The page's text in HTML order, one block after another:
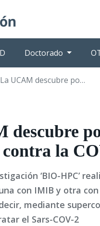
Doctorado
La UCAM descubre potenciales fármacos contra la COVID 19
descubre
la
‘BIO-HPC’
con IMIB y otra
mediante
el Sars-COV-2